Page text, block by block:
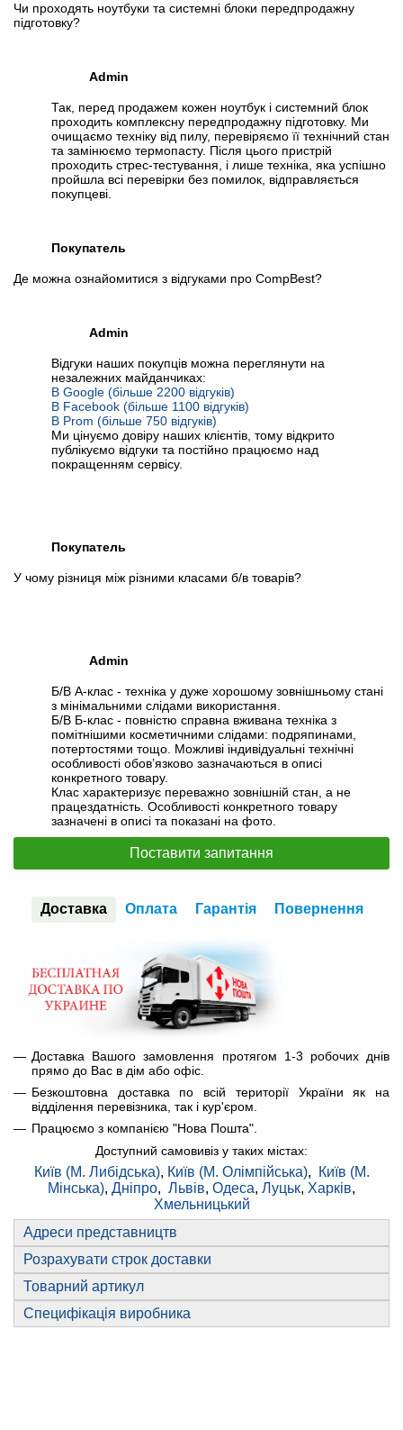
Чи проходять ноутбуки та системні блоки передпродажну
підготовку?
Admin
Так, перед продажем кожен ноутбук і системний блок
проходить комплексну передпродажну підготовку. Ми
очищаємо техніку від пилу, перевіряємо її технічний стан
та замінюємо термопасту. Після цього пристрій
проходить стрес-тестування, і лише техніка, яка успішно
пройшла всі перевірки без помилок, відправляється
покупцеві.
Покупатель
Де можна ознайомитися з відгуками про CompBest?
Admin
Відгуки наших покупців можна переглянути на
незалежних майданчиках:
В Google (більше 2200 відгуків)
В Facebook (більше 1100 відгуків)
В Prom (більше 750 відгуків)
Ми цінуємо довіру наших клієнтів, тому відкрито
публікуємо відгуки та постійно працюємо над
покращенням сервісу.
Покупатель
У чому різниця між різними класами б/в товарів?
Admin
Б/В А-клас - техніка у дуже хорошому зовнішньому стані
з мінімальними слідами використання.
Б/В Б-клас - повністю справна вживана техніка з
помітнішими косметичними слідами: подряпинами,
потертостями тощо. Можливі індивідуальні технічні
особливості обов’язково зазначаються в описі
конкретного товару.
Клас характеризує переважно зовнішній стан, а не
працездатність. Особливості конкретного товару
зазначені в описі та показані на фото.
Поставити запитання
Доставка Оплата Гарантія Повернення
Доставка Вашого замовлення протягом 1-3 робочих днів
прямо до Вас в дім або офіс.
Безкоштовна доставка по всій території України як на
відділення перевізника, так і кур'єром.
Працюємо з компанією "Нова Пошта".
Доступний самовивіз у таких містах:
Київ (М. Либідська), Київ (М. Олімпійська),
Київ (М.
Мінська), Дніпро, Львів, Одеса, Луцьк, Харків,
Хмельницький
Адреси представництв
Розрахувати строк доставки
Товарний артикул
Специфікація виробника